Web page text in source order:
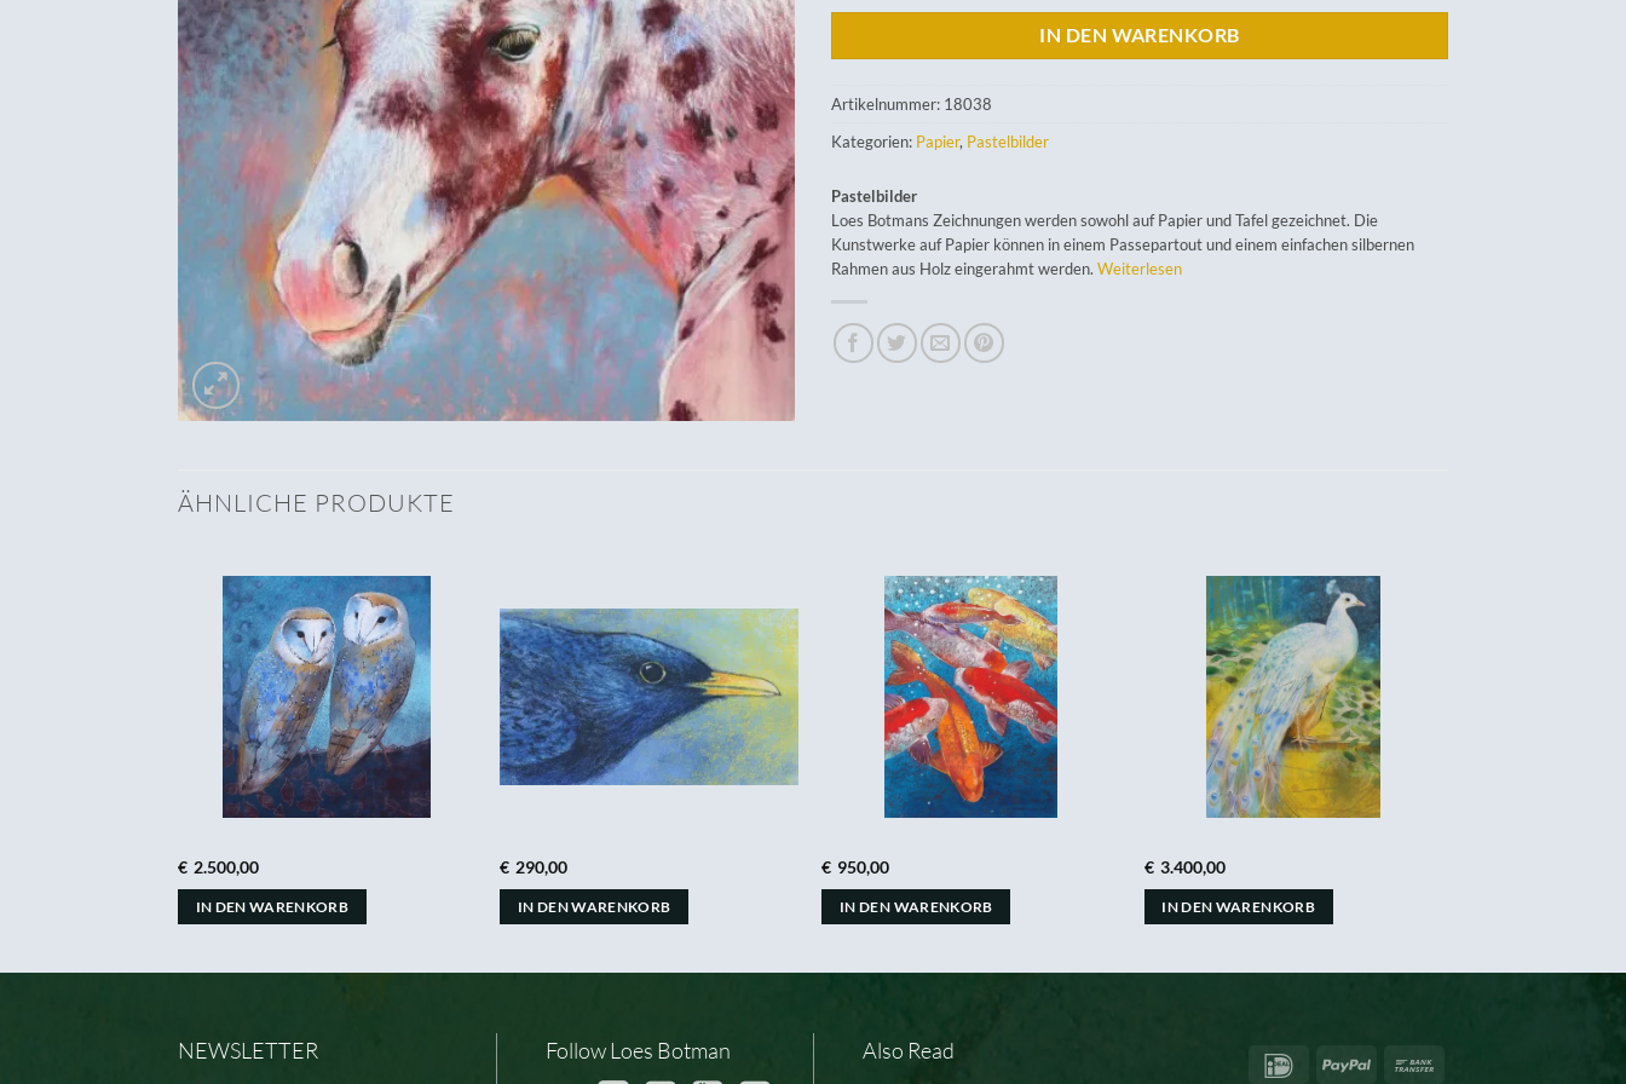
IN DEN WARENKORB
Artikelnummer: 18038
Kategorien: Papier, Pastelbilder
Pastelbilder
Loes Botmans Zeichnungen werden sowohl auf Papier und Tafel gezeichnet. Die
Kunstwerke auf Papier können in einem Passepartout und einem einfachen silbernen
Rahmen aus Holz eingerahmt werden. Weiterlesen
ÄHNLICHE PRODUKTE
€ 2.500,00
IN DEN WARENKORB
€ 290,00
IN DEN WARENKORB
€ 950,00
IN DEN WARENKORB
€ 3.400,00
IN DEN WARENKORB
NEWSLETTER Follow Loes Botman Also Read IDeal PayPal